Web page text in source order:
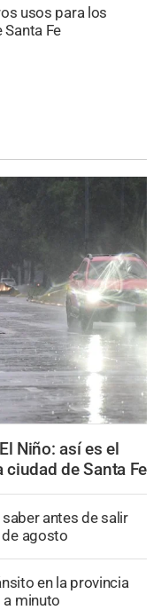
usos para los
Fe
Niño: así es el
de Santa Fe
antes de salir
de agosto
en la provincia
a minuto